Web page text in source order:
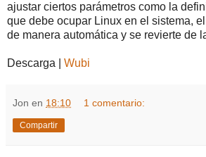
ajustar ciertos parámetros como la
que debe ocupar Linux en el sistema,
de manera automática y se revierte de
Descarga | Wubi
Jon en 18:10 1 comentario:
Compartir